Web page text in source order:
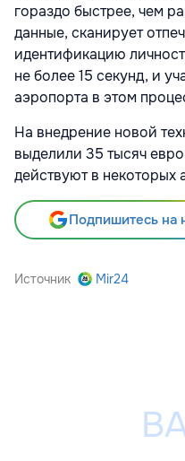
гораздо быстрее, чем
данные, сканирует
идентификацию
не более 15 секунд, и
аэропорта в этом
На внедрение новой
выделили 35 тысяч
действуют в некоторых
Подпишитесь на
Источник Mir24